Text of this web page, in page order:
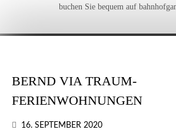
buchen Sie bequem auf
BERND VIA TRAUM-
FERIENWOHNUNGEN
16. SEPTEMBER 2020